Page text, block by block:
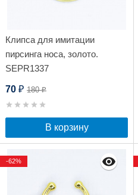
Клипса для имитации
пирсинга носа, золото.
SEPR1337
70 ₽ 180₽
В корзину
-62%